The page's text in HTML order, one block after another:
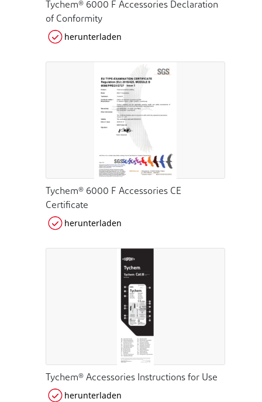
Tychem® 6000 F Accessories Declaration
of Conformity
herunterladen
Tychem® 6000 F Accessories CE
Certificate
herunterladen
Tychem® Accessories Instructions for Use
herunterladen